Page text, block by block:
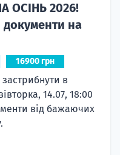
ОСІНЬ 2026!
документи на
16900 грн
в
14.07, 18:00
від бажаючих